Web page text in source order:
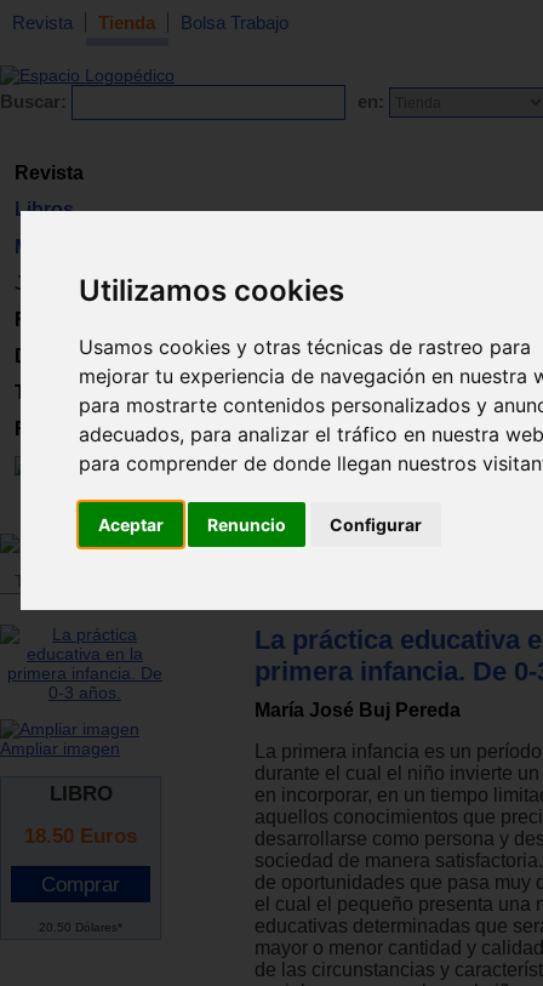
Utilizamos cookies
Usamos cookies y otras técnicas de rastreo para
mejorar tu experiencia de navegación en nuestra
para mostrarte contenidos personalizados y
adecuados, para analizar el tráfico en nuestra
para comprender de donde llegan nuestros
Aceptar Renuncio Configurar
Revista Tienda Bolsa Trabajo
Buscar: en:
Revista
Libros
Material
Juguetes
Formación
Directorio
Trabajo
Registro
Tienda
Ampliar imagen
LIBRO
18.50 Euros
20.50 Dólares*
La práctica educativa
primera infancia. De
María José Buj Pereda
La primera infancia es un
durante el cual el niño invierte
en incorporar, en un tiempo
aquellos conocimientos que
desarrollarse como persona y
sociedad de manera
de oportunidades que pasa muy
el cual el pequeño presenta una
educativas determinadas que
mayor o menor cantidad y
de las circunstancias y